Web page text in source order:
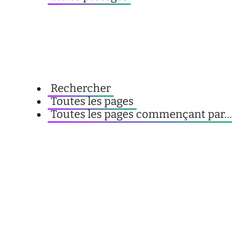
Rechercher
Toutes les pages
Toutes les pages commençant par…